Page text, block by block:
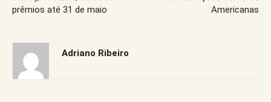
prêmios até 31 de maio
Americanas
Adriano Ribeiro